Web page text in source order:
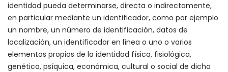
identidad pueda determinarse, directa o indirectamente,
en particular mediante un identificador, como por ejemplo
un nombre, un número de identificación, datos de
localización, un identificador en línea o uno o varios
elementos propios de la identidad física, fisiológica,
genética, psíquica, económica, cultural o social de dicha